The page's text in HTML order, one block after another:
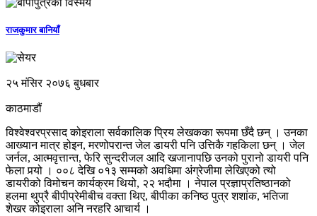
राजकुमार बानियाँ
२५ मंसिर २०७६ बुधबार
काठमाडौं
विश्वेश्वरप्रसाद कोइराला सर्वकालिक प्रिय लेखकका रूपमा छँदै छन् । उनका
आख्यान मात्र होइन, मरणोपरान्त जेल डायरी पनि उत्तिकै गहकिला छन् । जेल
जर्नल, आत्मवृत्तान्त, फेरि सुन्दरीजल आदि खजानापछि उनको पुरानो डायरी पनि
फेला पर्‍यो । ००८ देखि ०१३ सम्मको अवधिमा अंग्रेजीमा लेखिएको त्यो
डायरीको विमोचन कार्यक्रम थियो, २२ भदौमा । नेपाल प्रज्ञाप्रतिष्ठानको
हलमा थुप्रै बीपीप्रेमीबीच वक्ता थिए, बीपीका कनिष्ठ पुत्र शशांक, भतिजा
शेखर कोइराला अनि नरहरि आचार्य ।